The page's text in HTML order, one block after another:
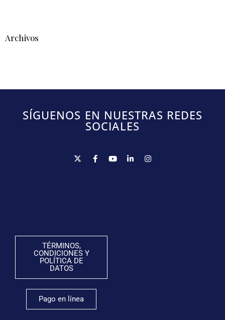
Archivos
SÍGUENOS EN NUESTRAS REDES
SOCIALES
TÉRMINOS,
CONDICIONES Y
POLÍTICA DE
DATOS
Pago en línea